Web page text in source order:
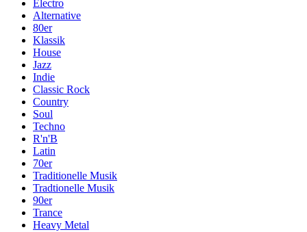
Electro
Alternative
80er
Klassik
House
Jazz
Indie
Classic Rock
Country
Soul
Techno
R'n'B
Latin
70er
Traditionelle Musik
Tradtionelle Musik
90er
Trance
Heavy Metal